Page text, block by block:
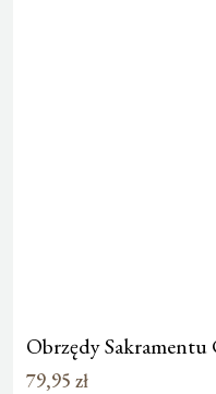
Obrzędy
79,95 zł